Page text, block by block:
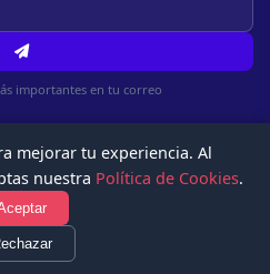
importantes en tu correo
Todos los derechos reservados.
de Uso
mejorar tu experiencia. Al
nuestra Política de Cookies.